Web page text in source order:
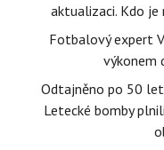
aktualizaci. Kdo je
Fotbalový expert
výkonem
Odtajněno po 50
Letecké bomby